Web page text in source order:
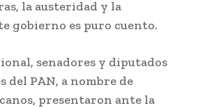
la austeridad y la
gobierno es puro cuento.
senadores y diputados
del PAN, a nombre de
presentaron ante la